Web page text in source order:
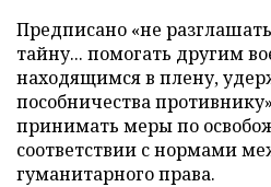
Предписано «не
тайну... помогать другим
находящимся в плену,
пособничества
принимать меры по
соответствии с нормами
гуманитарного права.